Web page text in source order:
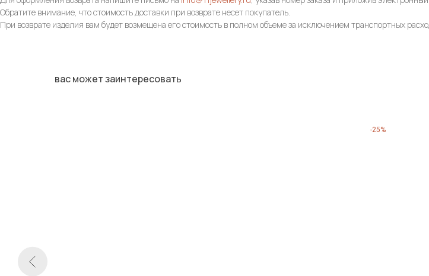
Обратите внимание, что стоимость доставки при возврате несет покупатель.
При возврате изделия вам будет возмещена его стоимость в полном объеме за исключением транспортных
вас может заинтересовать
-25%